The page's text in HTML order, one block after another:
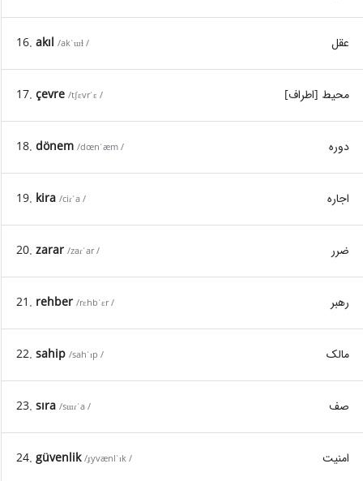
16. akıl /akˈɯɫ / عقل
17. çevre /tʃɛvrˈɛ / محیط [اطراف]
18. dönem /dœnˈæm / دوره
19. kira /ciɾˈa / اجاره
20. zarar /zaɾˈar / ضرر
21. rehber /rɛhbˈɛr / رهبر
22. sahip /sahˈɪp / مالک
23. sıra /sɯɾˈa / صف
24. güvenlik /ɟyvænlˈɪk / امنیت